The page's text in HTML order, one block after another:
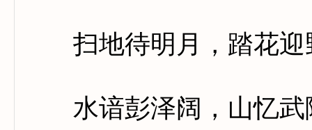
扫地待明月，踏花迎
水谙彭泽阔，山忆武